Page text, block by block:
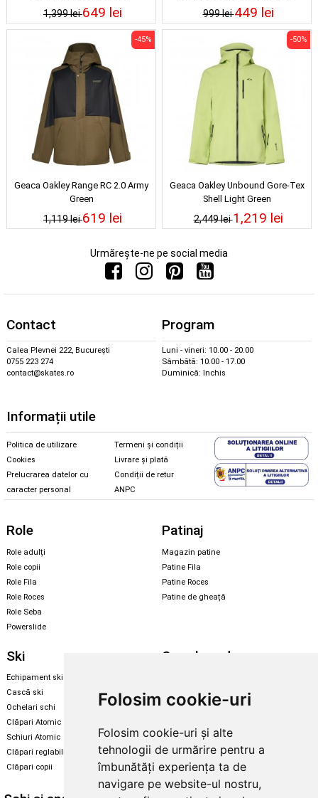
Folosim cookie-uri
Folosim cookie-uri și alte
tehnologii de urmărire pentru a
îmbunătăți experiența ta de
navigare pe website-ul nostru,
1,399 lei649 lei 999 lei449 lei
Geaca Oakley Range RC 2.0 Army
Green
1,119 lei
-45%
619 lei
Geaca Oakley Unbound Gore-Tex
Shell Light Green
2,449 lei
-50%
1,219 lei
Urmărește-ne pe social media
Contact
Calea Plevnei 222, București
0755 223 274
contact@skates.ro
Program
Luni - vineri: 10.00 - 20.00
Sâmbătă: 10.00 - 17.00
Duminică: închis
Informații utile
Politica de utilizare
Cookies
Prelucrarea datelor cu
caracter personal
Termeni și condiții
Livrare și plată
Condiții de retur
ANPC
Role
Role adulți
Role copii
Role Fila
Role Roces
Role Seba
Powerslide
Patinaj
Magazin patine
Patine Fila
Patine Roces
Patine de gheață
Ski
Echipament ski
Cască ski
Ochelari schi
Clăpari Atomic
Schiuri Atomic
Clăpari reglabili
Clăpari copii
Snowboard
Echipament snowboard
Legături Rome SDS
Skate & longboard
Enuff Skateboards